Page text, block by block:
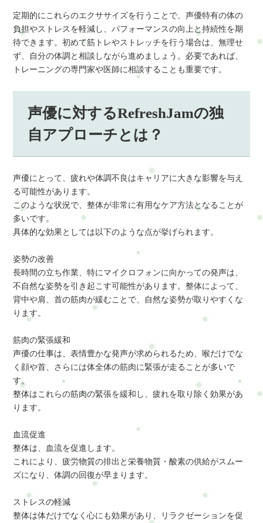
定期的にこれらのエクササイズを行うことで、声優特有の体の
負担やストレスを軽減し、パフォーマンスの向上と持続性を期
待できます。初めて筋トレやストレッチを行う場合は、無理せ
ず、自分の体調と相談しながら進めましょう。必要であれば、
トレーニングの専門家や医師に相談することも重要です。
声優に対するRefreshJamの独
自アプローチとは？
声優にとって、疲れや体調不良はキャリアに大きな影響を与え
る可能性があります。
このような状況で、整体が非常に有用なケア方法となることが
多いです。
具体的な効果としては以下のような点が挙げられます。
姿勢の改善
長時間の立ち作業、特にマイクロフォンに向かっての発声は、
不自然な姿勢を引き起こす可能性があります。整体によって、
背中や肩、首の筋肉が緩むことで、自然な姿勢が取りやすくな
ります。
筋肉の緊張緩和
声優の仕事は、表情豊かな発声が求められるため、喉だけでな
く顔や首、さらには体全体の筋肉に緊張が走ることが多いで
す。
整体はこれらの筋肉の緊張を緩和し、疲れを取り除く効果があ
ります。
血流促進
整体は、血流を促進します。
これにより、疲労物質の排出と栄養物質・酸素の供給がスムー
ズになり、体調の回復が早まります。
ストレスの軽減
整体は体だけでなく心にも効果があり、リラクゼーションを促